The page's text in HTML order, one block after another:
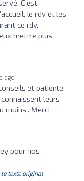
C’est
le rdv et les
ce rdv,
mettre plus
ago
et patiente.
leurs
moins . Merci
pour nos
le texte original